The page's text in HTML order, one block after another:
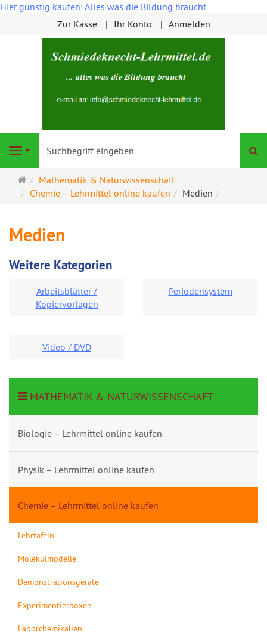
Hier günstig kaufen: Alles was die Bildung braucht
Zur Kasse
Ihr Konto Anmelden
Navigation
Startseite
Mathematik & Naturwissenschaft
Chemie – Lehrmittel online kaufen
Medien
Medien
Weitere Kategorien
Arbeitsblätter /
Kopiervorlagen
Periodensystem
Video / DVD
MATHEMATIK & NATURWISSENSCHAFT
Biologie – Lehrmittel online kaufen
Physik – Lehrmittel online kaufen
Chemie – Lehrmittel online kaufen
Lehrtafeln
Molekülmodelle
Demonstrationsgeräte
Experimentierboxen
Laborchemikalien